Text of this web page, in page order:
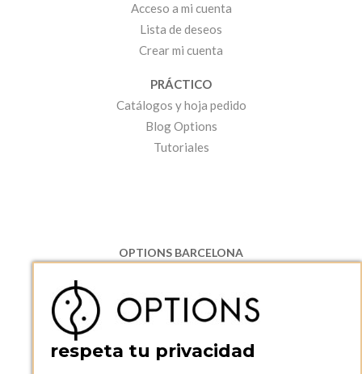
Acceso a mi cuenta
Lista de deseos
Crear mi cuenta
PRÁCTICO
Catálogos y hoja pedido
Blog Options
Tutoriales
OPTIONS BARCELONA
08130 Santa Perpetua de Moguda, Barcelona
ESPAñA
Teléfono:
+34 935 724 041
OPTIONS BARCELONA SHOWROOM
respeta tu privacidad